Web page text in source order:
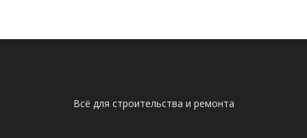
Всё для строительства и ремонта